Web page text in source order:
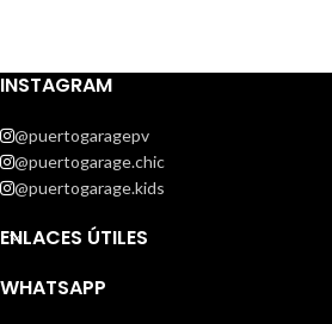
INSTAGRAM
@puertogaragepv
@puertogarage.chic
@puertogarage.kids
ENLACES ÚTILES
WHATSAPP